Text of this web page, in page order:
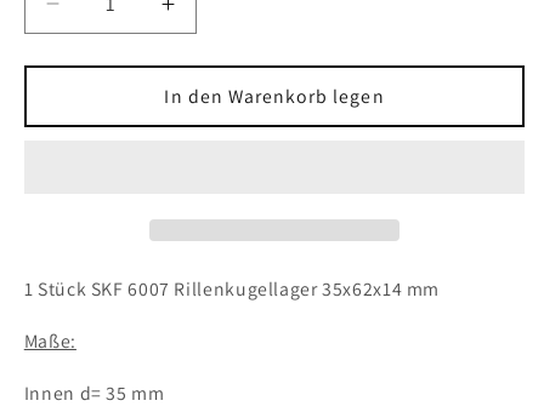
Verringere
die
Menge
1x
35x62x14
offenes
Erhöhe
die
Menge
für
1x
35x62x14
offenes
Kugellager
In den Warenkorb legen
1 Stück SKF 6007 Rillenkugellager 35x62x14 mm
Maße:
Innen d= 35 mm